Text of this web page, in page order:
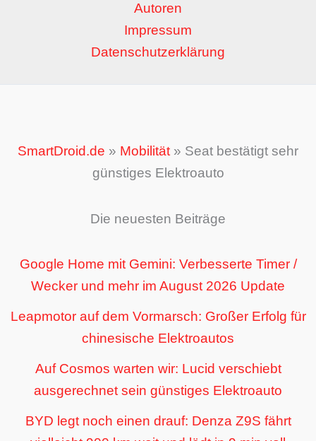
Autoren
Impressum
Datenschutzerklärung
SmartDroid.de » Mobilität» Seat bestätigt sehr
günstiges Elektroauto
Die neuesten Beiträge
Google Home mit Gemini: Verbesserte Timer /
Wecker und mehr im August 2026 Update
Leapmotor auf dem Vormarsch: Großer Erfolg für
chinesische Elektroautos
Auf Cosmos warten wir: Lucid verschiebt
ausgerechnet sein günstiges Elektroauto
BYD legt noch einen drauf: Denza Z9S fährt